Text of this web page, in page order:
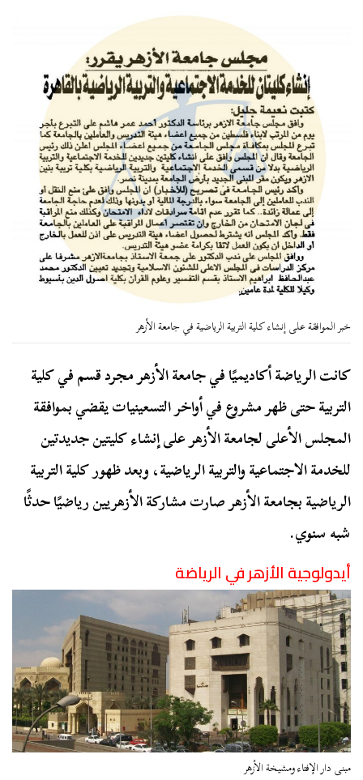
خبر الموافقة على إنشاء كلية التربية الرياضية في جامعة الأزهر
كانت الرياضة أكاديميًا في جامعة الأزهر مجرد قسم في كلية
التربية حتى ظهر مشروع في أواخر التسعينيات يقضي بموافقة
المجلس الأعلى لجامعة الأزهر على إنشاء كليتين جديدتين
للخدمة الاجتماعية والتربية الرياضية، وبعد ظهور كلية التربية
الرياضية بجامعة الأزهر صارت مشاركة الأزهريين رياضيًا حدثًا
شبه سنوي.
أيدولوجية الأزهر في الرياضة
مبنى دار الإفتاء ومشيخة الأزهر